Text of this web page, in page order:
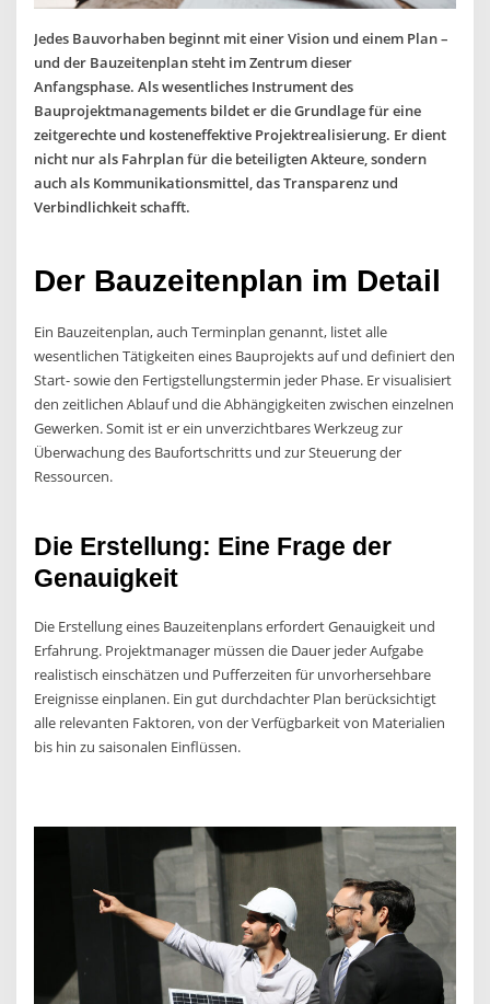
Jedes Bauvorhaben beginnt mit einer Vision und einem Plan –
und der Bauzeitenplan steht im Zentrum dieser
Anfangsphase. Als wesentliches Instrument des
Bauprojektmanagements bildet er die Grundlage für eine
zeitgerechte und kosteneffektive Projektrealisierung. Er dient
nicht nur als Fahrplan für die beteiligten Akteure, sondern
auch als Kommunikationsmittel, das Transparenz und
Verbindlichkeit schafft.
Der Bauzeitenplan im Detail
Ein Bauzeitenplan, auch Terminplan genannt, listet alle
wesentlichen Tätigkeiten eines Bauprojekts auf und definiert den
Start- sowie den Fertigstellungstermin jeder Phase. Er visualisiert
den zeitlichen Ablauf und die Abhängigkeiten zwischen einzelnen
Gewerken. Somit ist er ein unverzichtbares Werkzeug zur
Überwachung des Baufortschritts und zur Steuerung der
Ressourcen.
Die Erstellung: Eine Frage der
Genauigkeit
Die Erstellung eines Bauzeitenplans erfordert Genauigkeit und
Erfahrung. Projektmanager müssen die Dauer jeder Aufgabe
realistisch einschätzen und Pufferzeiten für unvorhersehbare
Ereignisse einplanen. Ein gut durchdachter Plan berücksichtigt
alle relevanten Faktoren, von der Verfügbarkeit von Materialien
bis hin zu saisonalen Einflüssen.